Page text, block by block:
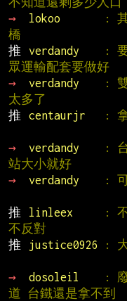
→
lokoo
:
橋
推
verdandy
:
眾運輸配套要做好
→
verdandy
:
太多了
推
centaurjr
:
→
verdandy
:
站大小就好
→
verdandy
:
推
linleex
:
不反對
推
justice0926
:
→
dosoleil
:
道 台鐵還是拿不到